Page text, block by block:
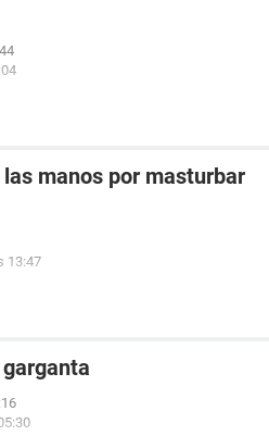
manos por masturbar
13:47